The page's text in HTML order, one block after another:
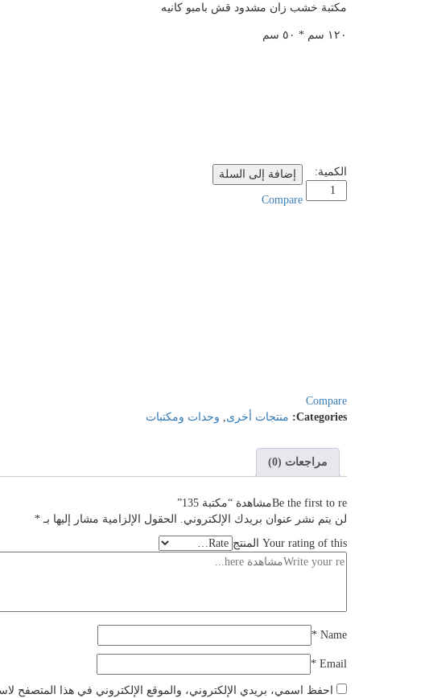
مكتبة خشب زان مشدود قش بامبو كانيه
١٢٠ سم * ٥٠ سم
مكتبة
135
الكمية
الكمية:
إضافة إلى السلة
Compare
Compare
Categories:
منتجات أخرى وحدات ومكتبات
مراجعات (0)
Be the first to reمشاهدة “مكتبة 135”
لن يتم نشر عنوان بريدك الإلكتروني.
الحقول الإلزامية مشار إليها بـ *
Your rating of this المنتج
Name
*
Email
*
احفظ اسمي، بريدي الإلكتروني، والموقع الإلكتروني في هذا المتصفح